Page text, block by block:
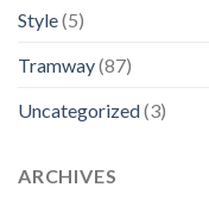
Style(5)
Tramway(87)
Uncategorized(3)
ARCHIVES